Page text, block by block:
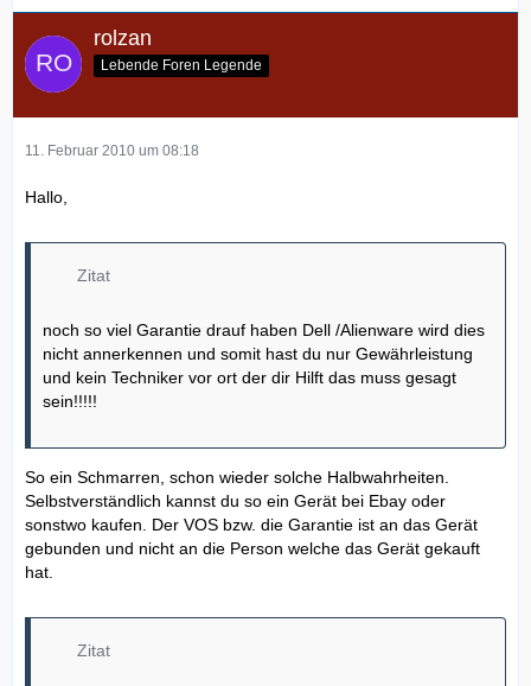
rolzan
Lebende Foren Legende
11. Februar 2010 um 08:18
Hallo,
Zitat
noch so viel Garantie drauf haben Dell /Alienware wird dies
nicht annerkennen und somit hast du nur Gewährleistung
und kein Techniker vor ort der dir Hilft das muss gesagt
sein!!!!!
So ein Schmarren, schon wieder solche Halbwahrheiten.
Selbstverständlich kannst du so ein Gerät bei Ebay oder
sonstwo kaufen. Der VOS bzw. die Garantie ist an das Gerät
gebunden und nicht an die Person welche das Gerät gekauft
hat.
Zitat